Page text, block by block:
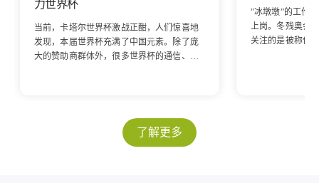
力世界杯
当前，卡塔尔世界杯激战正酣，人们惊喜地
发现，本届世界杯充满了中国元素。除了庞
大的赞助商群体外，很多世界杯的通信、基
"冰墩墩”的工作
上岗。冬残奥会
关注的是被称作“
了解更多